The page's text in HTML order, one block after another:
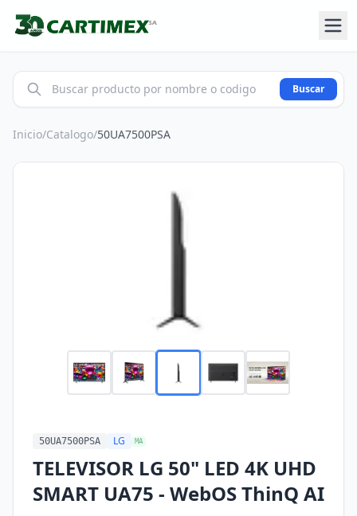
Buscar
Inicio/Catalogo/50UA7500PSA
50UA7500PSA LG MA
TELEVISOR LG 50" LED 4K UHD
SMART UA75 - WebOS ThinQ AI